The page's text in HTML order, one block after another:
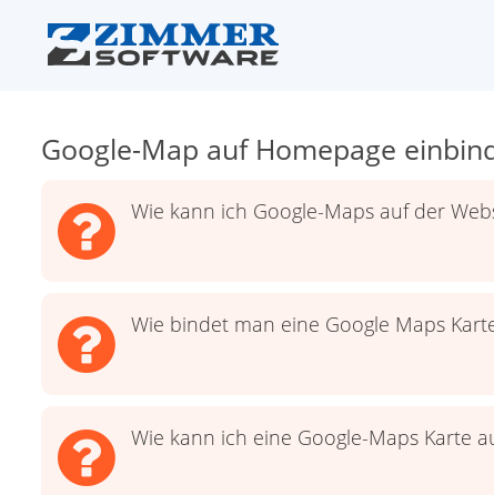
Google-Map auf Homepage
Wie kann ich Google-Maps auf der
Wie bindet man eine Google Maps
Wie kann ich eine Google-Maps Karte